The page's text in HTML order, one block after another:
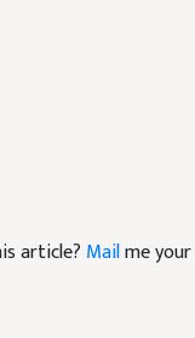
article? Mailme your